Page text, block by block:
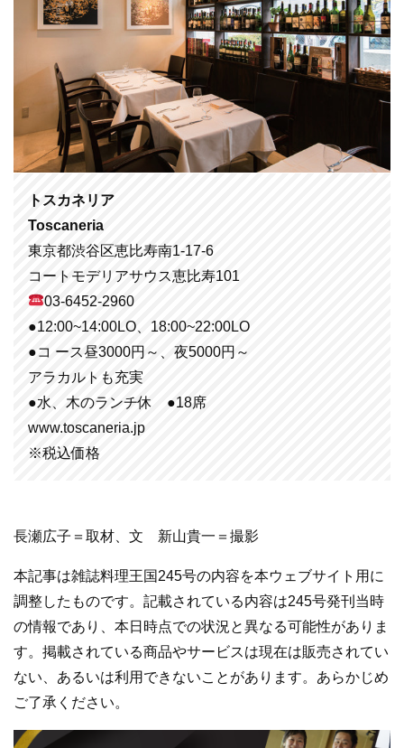
トスカネリア
Toscaneria
東京都渋谷区恵比寿南1-17-6
コートモデリアサウス恵比寿101
03-6452-2960
●12:00~14:00LO、18:00~22:00LO
●コ ース昼3000円～、夜5000円～
アラカルトも充実
●水、木のランチ休 ●18席
www.toscaneria.jp
※税込価格
長瀬広子＝取材、文 新山貴一＝撮影
本記事は雑誌料理王国245号の内容を本ウェブサイト用に
調整したものです。記載されている内容は245号発刊当時
の情報であり、本日時点での状況と異なる可能性がありま
す。掲載されている商品やサービスは現在は販売されてい
ない、あるいは利用できないことがあります。あらかじめ
ご了承ください。